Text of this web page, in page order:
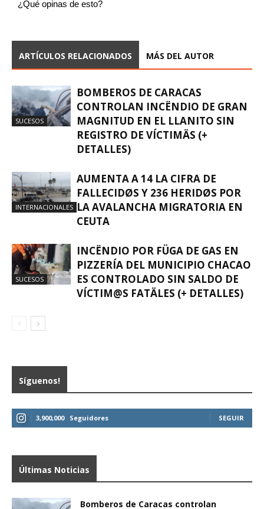
¿Qué opinas de esto?
ARTÍCULOS RELACIONADOS MÁS DEL AUTOR
SUCESOS
BOMBEROS DE CARACAS
CONTROLAN INCËNDIO DE GRAN
MAGNITUD EN EL LLANITO SIN
REGISTRO DE VÍCTIMÄS (+
DETALLES)
INTERNACIONALES
AUMENTA A 14 LA CIFRA DE
FALLECIDØS Y 236 HERIDØS POR
LA AVALANCHA MIGRATORIA EN
CEUTA
SUCESOS
INCËNDIO POR FÜGA DE GAS EN
PIZZERÍA DEL MUNICIPIO CHACAO
ES CONTROLADO SIN SALDO DE
VÍCTIM@S FATÄLES (+ DETALLES)
Síguenos!
3,900,000 Seguidores SEGUIR
Últimas Noticias
Bomberos de Caracas controlan